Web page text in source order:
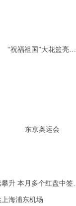
“祝福祖国”大花篮亮相天安门广场
东京奥运会
月多个红盘中签率接近10%
海浦东机场